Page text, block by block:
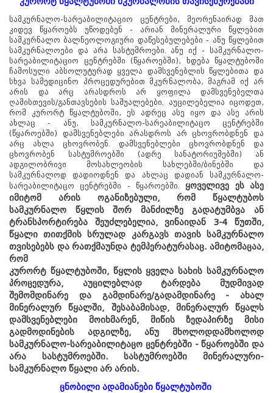
სამკურნალო-სარეაბილიტაციო ცენტრები, მეორენაირად მათ
კიდევ წყაროებს უწოდებენ - არიან მინერალური წყლებით
სამკურნალო ბალნეოლოგიური დაწესებულებები - ანუ წყლებით
სამკურნალოები და არა სასტუმროები. ანუ იქ - სამკურნალო-
სარეაბილიტაციო ცენტრებში (წყაროებში), ხდება წყალტუბოში
ჩამოსული აბსოლუტურად ყველა დამსვენებლის წყლებითა და
სხვა სამედიცინო პროცედურებით მკურნალობა, მაგრამ იქ არ
არის და არც არასდროს არ ყოფილა დამსვენებელთა
ღამისთევის/განთავსების საშუალებები. აუცილებელია იცოდეთ,
რომ კურორტ წყალტუბოში, ეს ადრეც ასე იყო და ასე არის
ახლაც - ანუ, სამკურნალო-სარეაბილიტაცო ცენტრებში
(წყაროებში) დამსვენებლები არასდროს არ ცხოვრობდნენ და
არც ახლა ცხოვრობენ. დამსვენებლები ცხოვრობდნენ და
ცხოვრობენ სასტუმროებში (ადრე სანატორიუმებში) ან
ადგილობრივი მოსახლეობის სახლებში/ბინებში და
სამკურნალოდ დადიოდნენ და ახლაც დადიან სამკურნალო-
სარეაბილიტაცო ცენტრებში - წყაროებში.ყოველივე ეს ასე
იმიტომ არის ოგანიზებული, რომ წყალტუბოს
სამკურნალო წყლის შორ მანძილზე გადატუმბვა ან
ტრანსპორტირება შეუძლებელია, ვინაიდან 3-4 წუთში,
წყალი თითქმის სრულად კარგავს თავის სამკურნალო
თვისებებს და რათქმაუნდა ტემპერატურასაც. ამიტომაცაა,
რომ
კურორტ წყალტუბოში, წყლის ყველა სახის სამკურნალო
პროცედურა, აუცილებლად ტარდება მუდმივად
შემომდინარე და გამდინარე/გადამდინარე - ახალ
მინერალურ წყალში, შესაბამისად, მინერალურ წყალს
დამსვენებლები მოიხმარენ, მიწის ზედაპირზე მისი
გადმოდინების ადგილზე, ანუ მხოლოდდამხოლოდ
სამკურნალო-სარეაბილიტაცო ცენტრებში - წყაროებში და
არა სასტუმროებში. სასტუმროებში მინერალური-
სამკურნალო წყალი არ არის.
ცნობილი ადამიანები წყალტუბოში